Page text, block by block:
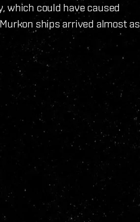
which could have caused
ships arrived almost as